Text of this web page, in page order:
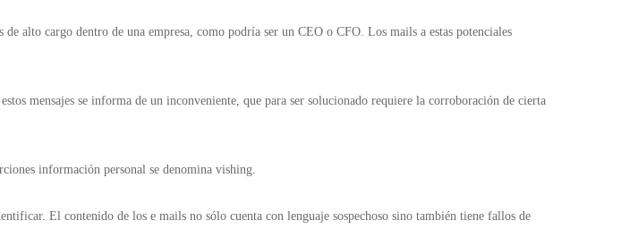
alto cargo dentro de una empresa, como podría ser un CEO o CFO. Los mails a estas potenciales
mensajes se informa de un inconveniente, que para ser solucionado requiere la corroboración de cierta
información personal se denomina vishing.
El contenido de los e mails no sólo cuenta con lenguaje sospechoso sino también tiene fallos de